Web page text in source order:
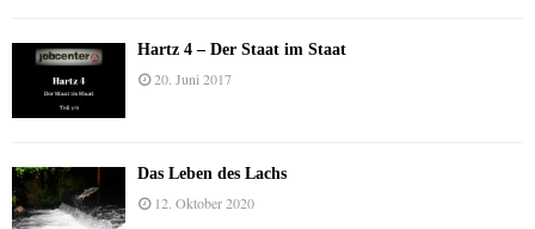
Hartz 4 – Der Staat im Staat
20. Juni 2017
Das Leben des Lachs
12. Oktober 2020